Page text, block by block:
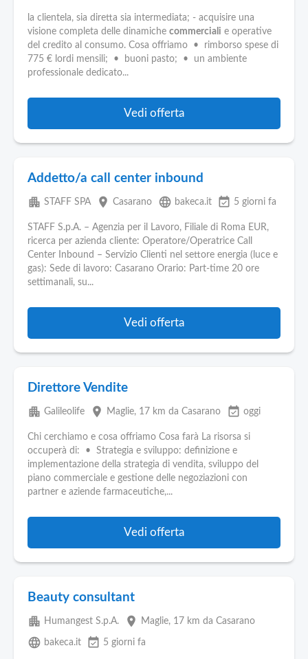
la clientela, sia diretta sia intermediata; - acquisire una
visione completa delle dinamiche commerciali e operative
del credito al consumo. Cosa offriamo • rimborso spese di
775 € lordi mensili; • buoni pasto; • un ambiente
professionale dedicato...
Vedi offerta
Addetto/a call center inbound
apartment STAFF SPA place Casarano language bakeca.it event_available 5 giorni fa
STAFF S.p.A. – Agenzia per il Lavoro, Filiale di Roma EUR,
ricerca per azienda cliente: Operatore/Operatrice Call
Center Inbound – Servizio Clienti nel settore energia (luce e
gas): Sede di lavoro: Casarano Orario: Part-time 20 ore
settimanali, su...
Vedi offerta
Direttore Vendite
apartment Galileolife place Maglie, 17 km da Casarano event_available oggi
Chi cerchiamo e cosa offriamo Cosa farà La risorsa si
occuperà di: • Strategia e sviluppo: definizione e
implementazione della strategia di vendita, sviluppo del
piano commerciale e gestione delle negoziazioni con
partner e aziende farmaceutiche,...
Vedi offerta
Beauty consultant
apartment Humangest S.p.A. place Maglie, 17 km da Casarano
language bakeca.it event_available 5 giorni fa